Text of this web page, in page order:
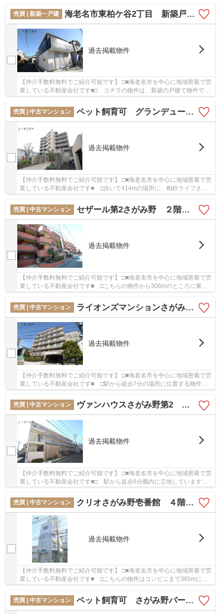
売買 | 新築一戸建
海老名市東柏ケ谷2丁目 新築戸建て 全１棟 【仲介手数料無料】
過去掲載物件
【仲介手数料無料でご紹介可能です】 □■海老名市を中心に地域密着で営
業している不動産会社です■□ コチラの物件は、新築の戸建て物件で設
売買 | 中古マンション
ペット飼育可 グランデュールさがみ野 7階３LDK リフォーム済み 【仲介手数料無料】
過去掲載物件
【仲介手数料無料でご紹介可能です】 □■海老名市を中心に地域密着で営
業している不動産会社です■ □歩いて414mの場所に、相鉄ライフさが
売買 | 中古マンション
セザール第2さがみ野 ２階２LDK リフォーム済み 【仲介手数料無料】
過去掲載物件
【仲介手数料無料でご紹介可能です】 □■海老名市を中心に地域密着で営
業している不動産会社です■ □こちらの物件から306mのところに東柏
ケ谷近隣公園があります。ファミリーマート さ...
売買 | 中古マンション
ライオンズマンションさがみ野第5 ３階３DK リフォーム済み 【仲介手数料無料】
過去掲載物件
【仲介手数料無料でご紹介可能です】 □■海老名市を中心に地域密着で営
業している不動産会社です■ □駅から徒歩7分の場所に位置する物件で
す。多くの方に好評な、清潔感のある室内が魅...
売買 | 中古マンション
ヴァンハウスさがみ野第2 ２階 ３DK リフォーム済み 【仲介手数料無料】
過去掲載物件
【仲介手数料無料でご紹介可能です】 □■海老名市を中心に地域密着で営
業している不動産会社です■□ 駅から徒歩6分圏内に立地しています。
売買 | 中古マンション
クリオさがみ野壱番館 ４階 2LDK リフォーム済み 【仲介手数料無料】
過去掲載物件
【仲介手数料無料でご紹介可能です】 □■海老名市を中心に地域密着で営
業している不動産会社です■ □こちらの物件はコンビニまで385mにあ
売買 | 中古マンション
ペット飼育可 さがみ野パークハイツ １３階 ３LDK リフォーム済み